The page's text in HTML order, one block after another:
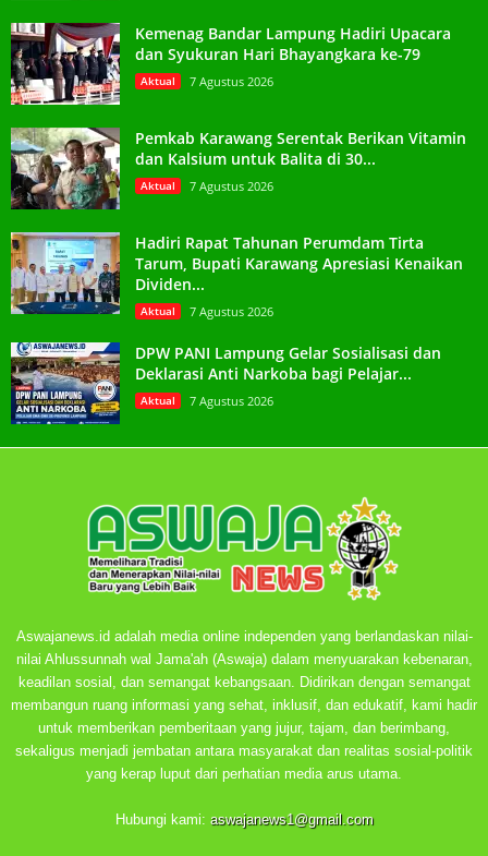
Kemenag Bandar Lampung Hadiri Upacara
dan Syukuran Hari Bhayangkara ke-79
Aktual 7 Agustus 2026
Pemkab Karawang Serentak Berikan Vitamin
dan Kalsium untuk Balita di 30...
Aktual 7 Agustus 2026
Hadiri Rapat Tahunan Perumdam Tirta
Tarum, Bupati Karawang Apresiasi Kenaikan
Dividen...
Aktual 7 Agustus 2026
DPW PANI Lampung Gelar Sosialisasi dan
Deklarasi Anti Narkoba bagi Pelajar...
Aktual 7 Agustus 2026
Aswajanews.id adalah media online independen yang berlandaskan nilai-
nilai Ahlussunnah wal Jama'ah (Aswaja) dalam menyuarakan kebenaran,
keadilan sosial, dan semangat kebangsaan. Didirikan dengan semangat
membangun ruang informasi yang sehat, inklusif, dan edukatif, kami hadir
untuk memberikan pemberitaan yang jujur, tajam, dan berimbang,
sekaligus menjadi jembatan antara masyarakat dan realitas sosial-politik
yang kerap luput dari perhatian media arus utama.
Hubungi kami: aswajanews1@gmail.com